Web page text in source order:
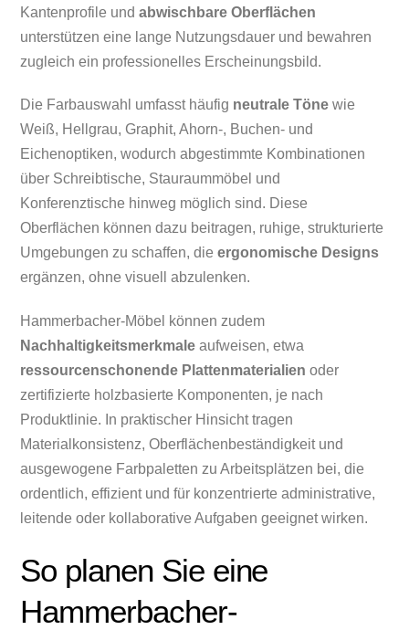
Kantenprofile undabwischbare Oberflächen
unterstützen eine lange Nutzungsdauer und bewahren
zugleich ein professionelles Erscheinungsbild.
Die Farbauswahl umfasst häufig neutrale Töne wie
Weiß, Hellgrau, Graphit, Ahorn-, Buchen- und
Eichenoptiken, wodurch abgestimmte Kombinationen
über Schreibtische, Stauraummöbel und
Konferenztische hinweg möglich sind. Diese
Oberflächen können dazu beitragen, ruhige, strukturierte
Umgebungen zu schaffen, dieergonomische Designs
ergänzen, ohne visuell abzulenken.
Hammerbacher-Möbel können zudem
Nachhaltigkeitsmerkmale aufweisen, etwa
ressourcenschonende Plattenmaterialien oder
zertifizierte holzbasierte Komponenten, je nach
Produktlinie. In praktischer Hinsicht tragen
Materialkonsistenz, Oberflächenbeständigkeit und
ausgewogene Farbpaletten zu Arbeitsplätzen bei, die
ordentlich, effizient und für konzentrierte administrative,
leitende oder kollaborative Aufgaben geeignet wirken.
So planen Sie eine
Hammerbacher-